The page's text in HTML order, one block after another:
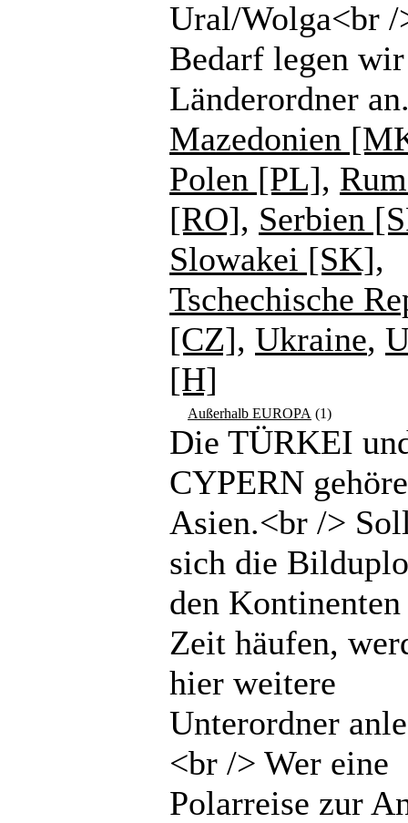
Ural/Wolga<br /
Bedarf legen wir
Länderordner
Mazedonien
Polen [PL],
[RO], Serbien
Slowakei [SK],
Tschechische
[CZ], Ukraine,
[H]
Außerhalb EUROPA (1)
Die TÜRKEI
CYPERN
Asien.<br />
sich die
den
Zeit häufen,
hier weitere
Unterordner
<br /> Wer eine
Polarreise zur